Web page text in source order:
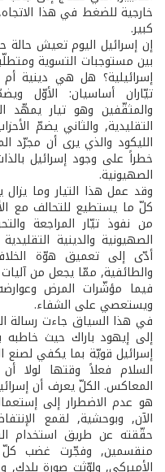
خارجية للضغط في هذا
كبير.
إن إسرائيل اليوم تعيش حالة
بين مستوجبات التسوية
إسرائيلية؟ هل هي دينية
تيّاران أساسيان: الأوّل
والمثقّفين وهو تيار يمهّد
التقليدية, والثاني يضمّ
الليكود والذي يرى أن مجرّد
خطراً على وجود إسرائيل
الصهيونية.
وقد عمل هذا التيار وما
كلّ ما يستطيع للتحالف مع
من نفوذ تيّار المراجعة
الصهيونية والدينية
أدّى إلى تعميق هوّة
والطائفية, ممّا يجعل من
فيما مؤشّرات المرض
ويستعصي على الشفاء.
في هذا السياق جاءت رسالة
إلى إيهود باراك حيث
إسرائيل قويّة بما يكفي لصنع
السلام فعلاً وقتها لولا
المعاكس. الكلّ يعرف أن
هو عدم الاضطرار إلى
الآن, وبوحشية, لقمع
حقّقته عن طريق استخدام
منقسمين, وفجّرت غضب كلّ
الأميركي, ولوّثت صورة